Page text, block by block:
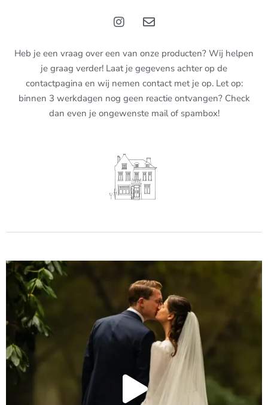
Heb je een vraag over een van onze producten? Wij helpen
je graag verder! Laat je gegevens achter op de
contactpagina en wij nemen contact met je op. Let op:
binnen 3 werkdagen nog geen reactie ontvangen? Check
dan even je ongewenste mail of spambox!